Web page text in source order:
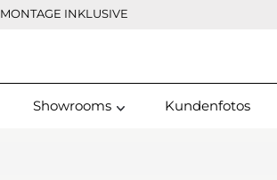
MONTAGE INKLUSIVE
Showrooms Kundenfotos